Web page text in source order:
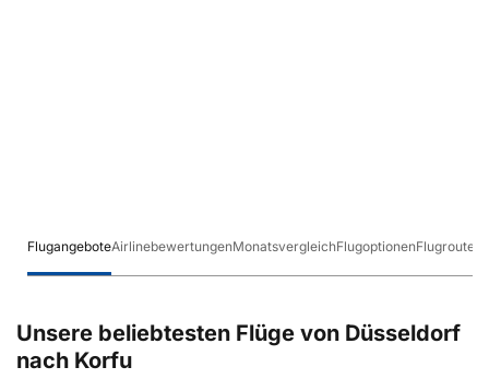
FlugangeboteAirlinebewertungenMonatsvergleichFlugoptionenFlugrouten
Unsere beliebtesten Flüge von Düsseldorf
nach Korfu